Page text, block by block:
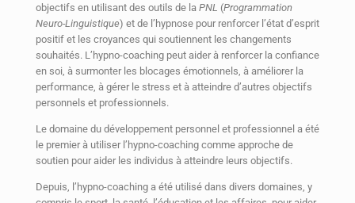
objectifs en utilisant des outils de la PNL (Programmation
Neuro-Linguistique) et de l’hypnose pour renforcer l’état d’esprit
positif et les croyances qui soutiennent les changements
souhaités. L’hypno-coaching peut aider à renforcer la confiance
en soi, à surmonter les blocages émotionnels, à améliorer la
performance, à gérer le stress et à atteindre d’autres objectifs
personnels et professionnels.
Le domaine du développement personnel et professionnel a été
le premier à utiliser l’hypno-coaching comme approche de
soutien pour aider les individus à atteindre leurs objectifs.
Depuis, l’hypno-coaching a été utilisé dans divers domaines, y